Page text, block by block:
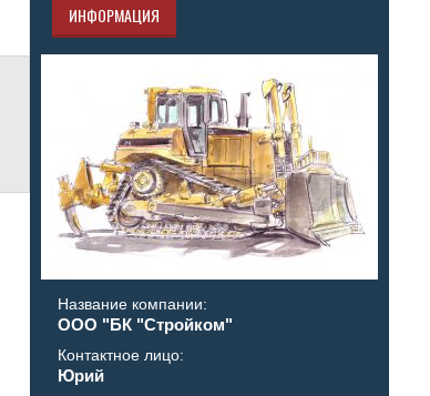
ИНФОРМАЦИЯ
Название компании:
ООО "БК "Стройком"
Контактное лицо:
Юрий